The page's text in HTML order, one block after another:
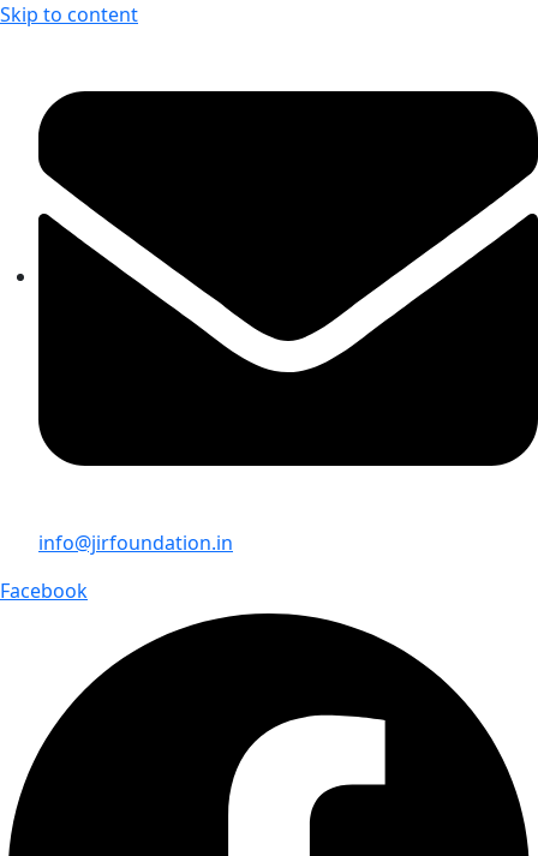
Skip to content
info@jirfoundation.in
Facebook